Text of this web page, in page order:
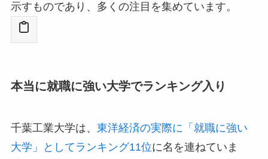
示すものであり、多くの注目を集めています。
本当に就職に強い大学でランキング入り
千葉工業大学は、 東洋経済の実際に「就職に強い
大学」としてランキング11位に名を連ねていま